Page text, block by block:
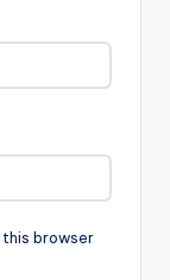
this browser